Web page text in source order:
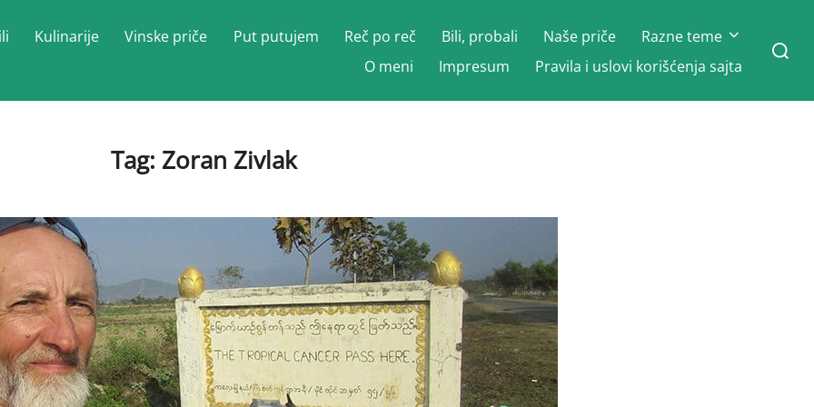
Kulinarije Vinske priče Put putujem Reč po reč Bili, probali Naše priče
Razne teme
O meni
Impresum Pravila i uslovi korišćenja sajta
Search
for:
Tag: Zoran Zivlak